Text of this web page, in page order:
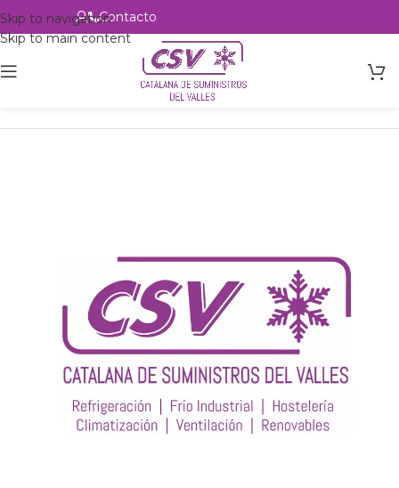
Skip to navigation
Skip to main content
Contacto
Intercambio